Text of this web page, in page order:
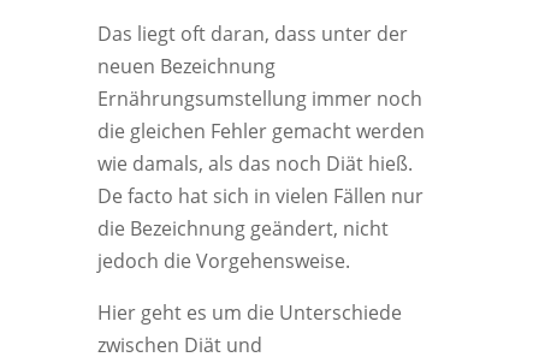
Das liegt oft daran, dass unter der
neuen Bezeichnung
Ernährungsumstellung immer noch
die gleichen Fehler gemacht werden
wie damals, als das noch Diät hieß.
De facto hat sich in vielen Fällen nur
die Bezeichnung geändert, nicht
jedoch die Vorgehensweise.
Hier geht es um die Unterschiede
zwischen Diät und